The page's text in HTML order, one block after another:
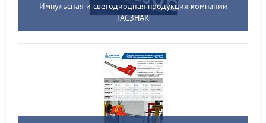
Импульсная и светодиодная продукция компании
ГАСЗНАК